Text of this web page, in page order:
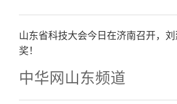
艺术的形式讴
社区的赤子情
声、欢呼声此
山东省科技大会今日在济南召开，
奖！
中华网山东频道